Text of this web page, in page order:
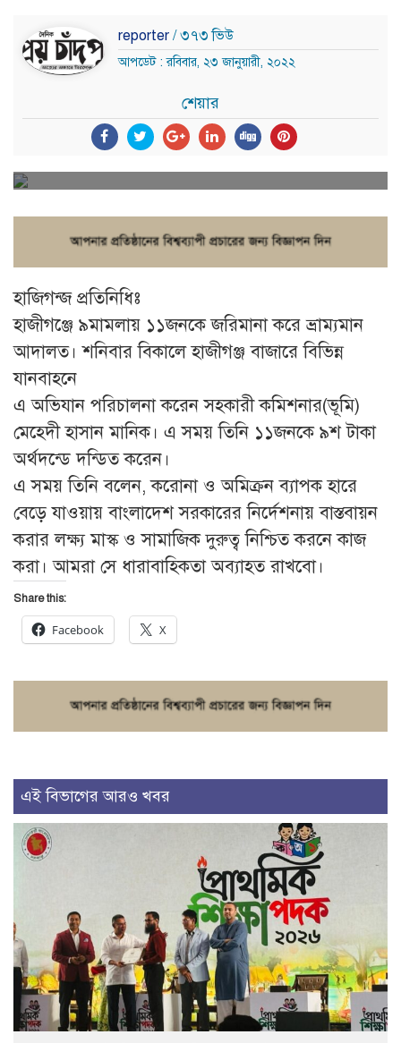
reporter / ৩৭৩ ভিউ
আপডেট : রবিবার, ২৩ জানুয়ারী, ২০২২
শেয়ার
হাজিগন্জ প্রতিনিধিঃ
হাজীগঞ্জে ৯মামলায় ১১জনকে জরিমানা করে ভ্রাম্যমান
আদালত। শনিবার বিকালে হাজীগঞ্জ বাজারে বিভিন্ন
যানবাহনে
এ অভিযান পরিচালনা করেন সহকারী কমিশনার(ভূমি)
মেহেদী হাসান মানিক। এ সময় তিনি ১১জনকে ৯শ টাকা
অর্থদন্ডে দন্ডিত করেন।
এ সময় তিনি বলেন, করোনা ও অমিক্রন ব্যাপক হারে
বেড়ে যাওয়ায় বাংলাদেশ সরকারের নির্দেশনায় বাস্তবায়ন
করার লক্ষ্য মাস্ক ও সামাজিক দুরুত্ব নিশ্চিত করনে কাজ
করা। আমরা সে ধারাবাহিকতা অব্যাহত রাখবো।
Share this:
Facebook X
এই বিভাগের আরও খবর